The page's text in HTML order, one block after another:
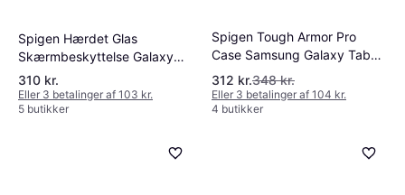
Spigen Hærdet Glas
Skærmbeskyttelse Galaxy
Tab S11 Ultra
310 kr.
Eller 3 betalinger af 103 kr.
5 butikker
Spigen Tough Armor Pro
Case Samsung Galaxy Tab
S11 Black
312 kr.348 kr.
Eller 3 betalinger af 104 kr.
4 butikker